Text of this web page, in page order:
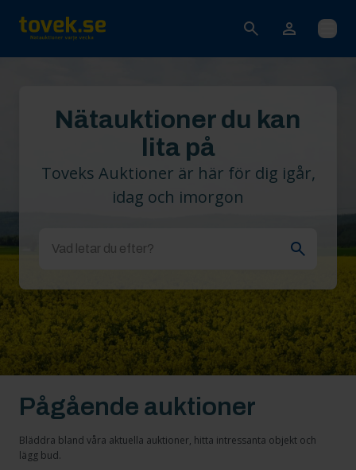
Öppna
Nätauktioner du kan
lita på
Toveks Auktioner är här för dig igår,
idag och imorgon
Pågående auktioner
Bläddra bland våra aktuella auktioner, hitta intressanta objekt och
lägg bud.